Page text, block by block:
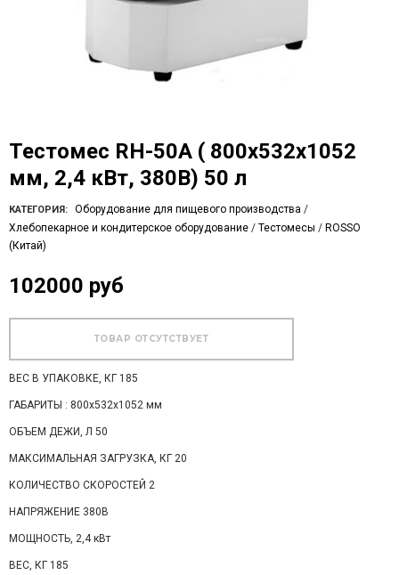
Тестомес RH-50A ( 800х532х1052
мм, 2,4 кВт, 380В) 50 л
КАТЕГОРИЯ: Оборудование для пищевого производства /
Хлебопекарное и кондитерское оборудование / Тестомесы / ROSSO
(Китай)
102000 руб
ВЕС В УПАКОВКЕ, КГ 185
ГАБАРИТЫ : 800х532х1052 мм
ОБЪЕМ ДЕЖИ, Л 50
МАКСИМАЛЬНАЯ ЗАГРУЗКА, КГ 20
КОЛИЧЕСТВО СКОРОСТЕЙ 2
НАПРЯЖЕНИЕ 380В
МОЩНОСТЬ, 2,4 кВт
ВЕС, КГ 185